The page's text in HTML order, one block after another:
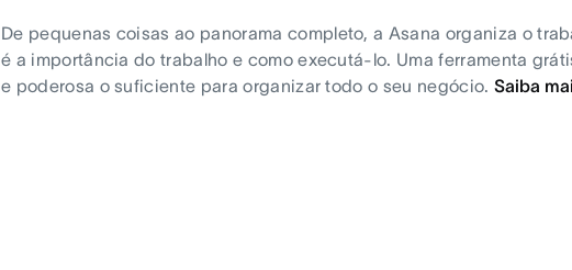
De pequenas coisas ao panorama completo, a Asana organiza o
é a importância do trabalho e como executá-lo. Uma ferramenta
e poderosa o suficiente para organizar todo o seu negócio. Saiba